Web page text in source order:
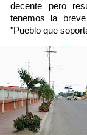
decente pero
tenemos la
"Pueblo que